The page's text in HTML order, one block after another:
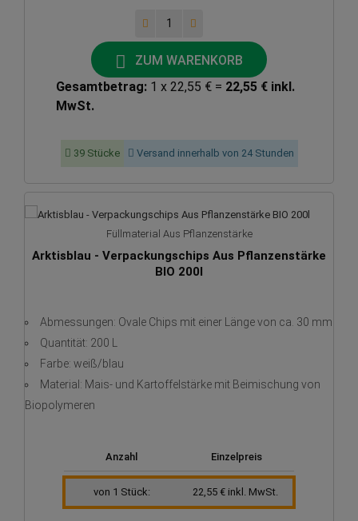
ZUM WARENKORB
Gesamtbetrag: 1 x 22,55 € = 22,55 € inkl.
MwSt.
39 Stücke Versand innerhalb von 24 Stunden
Füllmaterial Aus Pflanzenstärke
Arktisblau - Verpackungschips Aus Pflanzenstärke
BIO 200l
Abmessungen: Ovale Chips mit einer Länge von ca. 30 mm
Quantität: 200 L
Farbe: weiß/blau
Material: Mais- und Kartoffelstärke mit Beimischung von
Biopolymeren
Anzahl Einzelpreis
von 1 Stück: 22,55 € inkl. MwSt.